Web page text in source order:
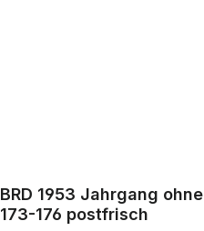
BRD 1953 Jahrgang ohne
173-176 postfrisch